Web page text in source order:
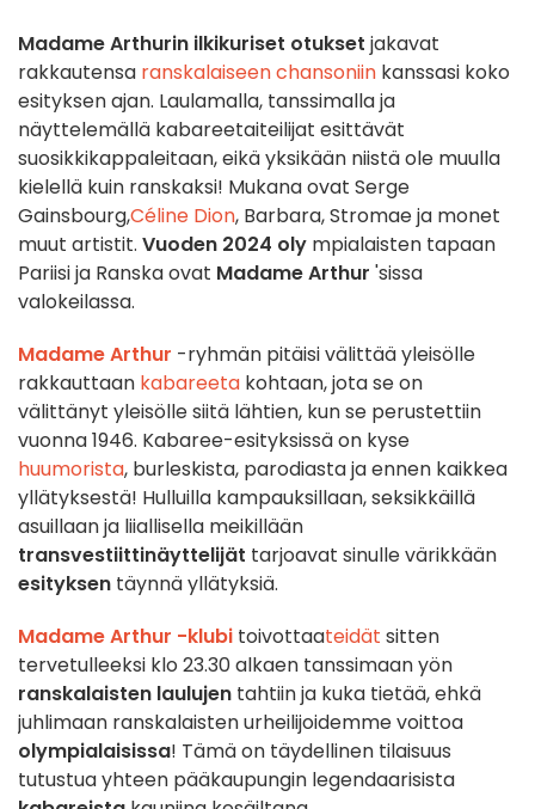
Madame Arthurin ilkikuriset otukset jakavat
rakkautensa ranskalaiseen chansoniin kanssasi koko
esityksen ajan. Laulamalla, tanssimalla ja
näyttelemällä kabareetaiteilijat esittävät
suosikkikappaleitaan, eikä yksikään niistä ole muulla
kielellä kuin ranskaksi! Mukana ovat Serge
Gainsbourg,Céline Dion, Barbara, Stromae ja monet
muut artistit. Vuoden 2024 oly mpialaisten tapaan
Pariisi ja Ranska ovat Madame Arthur 'sissa
valokeilassa.
Madame Arthur -ryhmän pitäisi välittää yleisölle
rakkauttaan kabareeta kohtaan, jota se on
välittänyt yleisölle siitä lähtien, kun se perustettiin
vuonna 1946. Kabaree-esityksissä on kyse
huumorista, burleskista, parodiasta ja ennen kaikkea
yllätyksestä! Hulluilla kampauksillaan, seksikkäillä
asuillaan ja liiallisella meikillään
transvestiittinäyttelijät tarjoavat sinulle värikkään
esityksen täynnä yllätyksiä.
Madame Arthur -klubi toivottaateidät sitten
tervetulleeksi klo 23.30 alkaen tanssimaan yön
ranskalaisten laulujen tahtiin ja kuka tietää, ehkä
juhlimaan ranskalaisten urheilijoidemme voittoa
olympialaisissa! Tämä on täydellinen tilaisuus
tutustua yhteen pääkaupungin legendaarisista